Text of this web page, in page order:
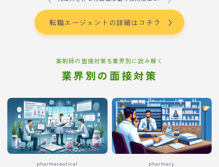
転職エージェントの詳細はコチラ
薬剤師の面接対策を業界別に読み解く
業界別の面接対策
pharmaceutical pharmacy